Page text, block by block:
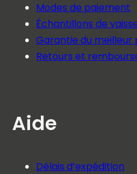
Modes de paiement
Échantillons de
Garantie du meilleur
Retours et
Aide
Délais d’expédition